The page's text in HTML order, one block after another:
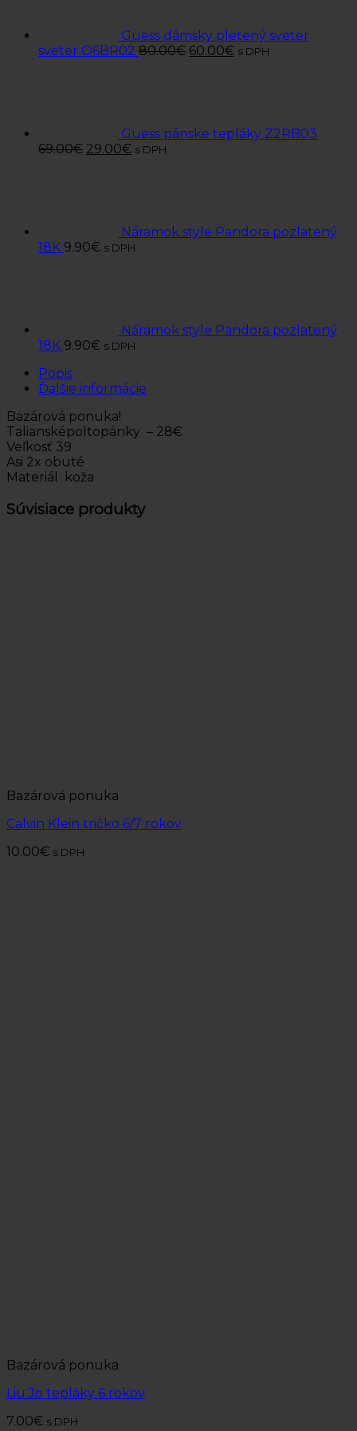
Guess dámsky pletený sveter
sveter O6BR02 80.00€ 60.00€ s DPH
Guess pánske tepláky Z2RB03
69.00€ 29.00€ s DPH
Náramok style Pandora pozlatený
18K 9.90€ s DPH
Náramok style Pandora pozlatený
18K 9.90€ s DPH
Popis
Ďalšie informácie
Bazárová ponuka!
Taliansképoltopánky – 28€
Veľkosť 39
Asi 2x obuté
Materiál koža
Súvisiace produkty
Bazárová ponuka
Calvin Klein tričko 6/7 rokov
10.00€ s DPH
Bazárová ponuka
Liu Jo tepláky 6 rokov
7.00€ s DPH